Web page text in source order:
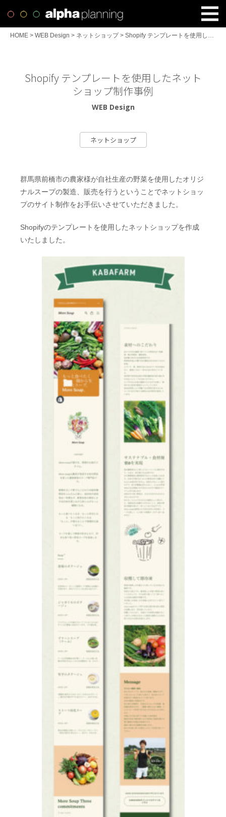
HOME > WEB Design > ネットショップ> Shopify テンプレートを使用したネットショップ制作事例
Shopify テンプレートを使用したネット
ショップ制作事例
WEB Design
ネットショップ
群馬県前橋市の農家様が自社生産の野菜を使用したオリジ
ナルスープの製造、販売を行うということでネットショッ
プのサイト制作をお手伝いさせていただきました。
Shopifyのテンプレートを使用したネットショップを作成
いたしました。